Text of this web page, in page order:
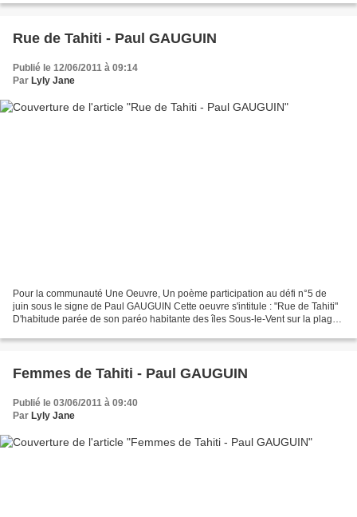
Rue de Tahiti - Paul GAUGUIN
Publié le 12/06/2011 à 09:14
Par Lyly Jane
Pour la communauté Une Oeuvre, Un poème participation au défi n°5 de
juin sous le signe de Paul GAUGUIN Cette oeuvre s'intitule : "Rue de Tahiti"
D'habitude parée de son paréo habitante des îles Sous-le-Vent sur la plage
Femmes de Tahiti - Paul GAUGUIN
Publié le 03/06/2011 à 09:40
Par Lyly Jane